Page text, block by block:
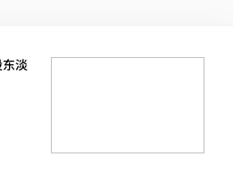
淡